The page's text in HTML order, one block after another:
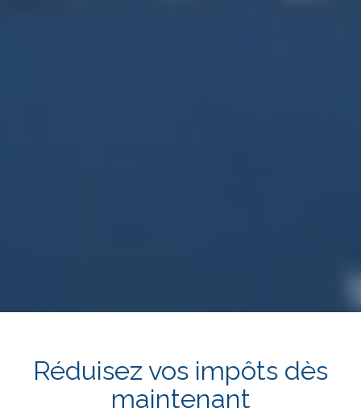
Réduisez vos impôts dès
maintenant